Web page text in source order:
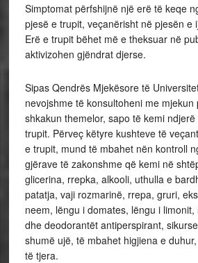
Simptomat përfshijnë një erë të keqe
pjesë e trupit, veçanërisht në pjesën e
Erë e trupit bëhet më e theksuar në
aktivizohen gjëndrat djerse.
Sipas Qendrës Mjekësore të
nevojshme të konsultoheni me mjekun
shkakun themelor, sapo të kemi
trupit. Përveç këtyre kushteve të
e trupit, mund të mbahet nën kontroll
gjërave të zakonshme që kemi në
glicerina, rrepka, alkooli, uthulla e
patatja, vaji rozmarinë, rrepa, gruri,
neem, lëngu i domates, lëngu i
dhe deodorantët antiperspirant,
shumë ujë, të mbahet higjiena e
të tjera.